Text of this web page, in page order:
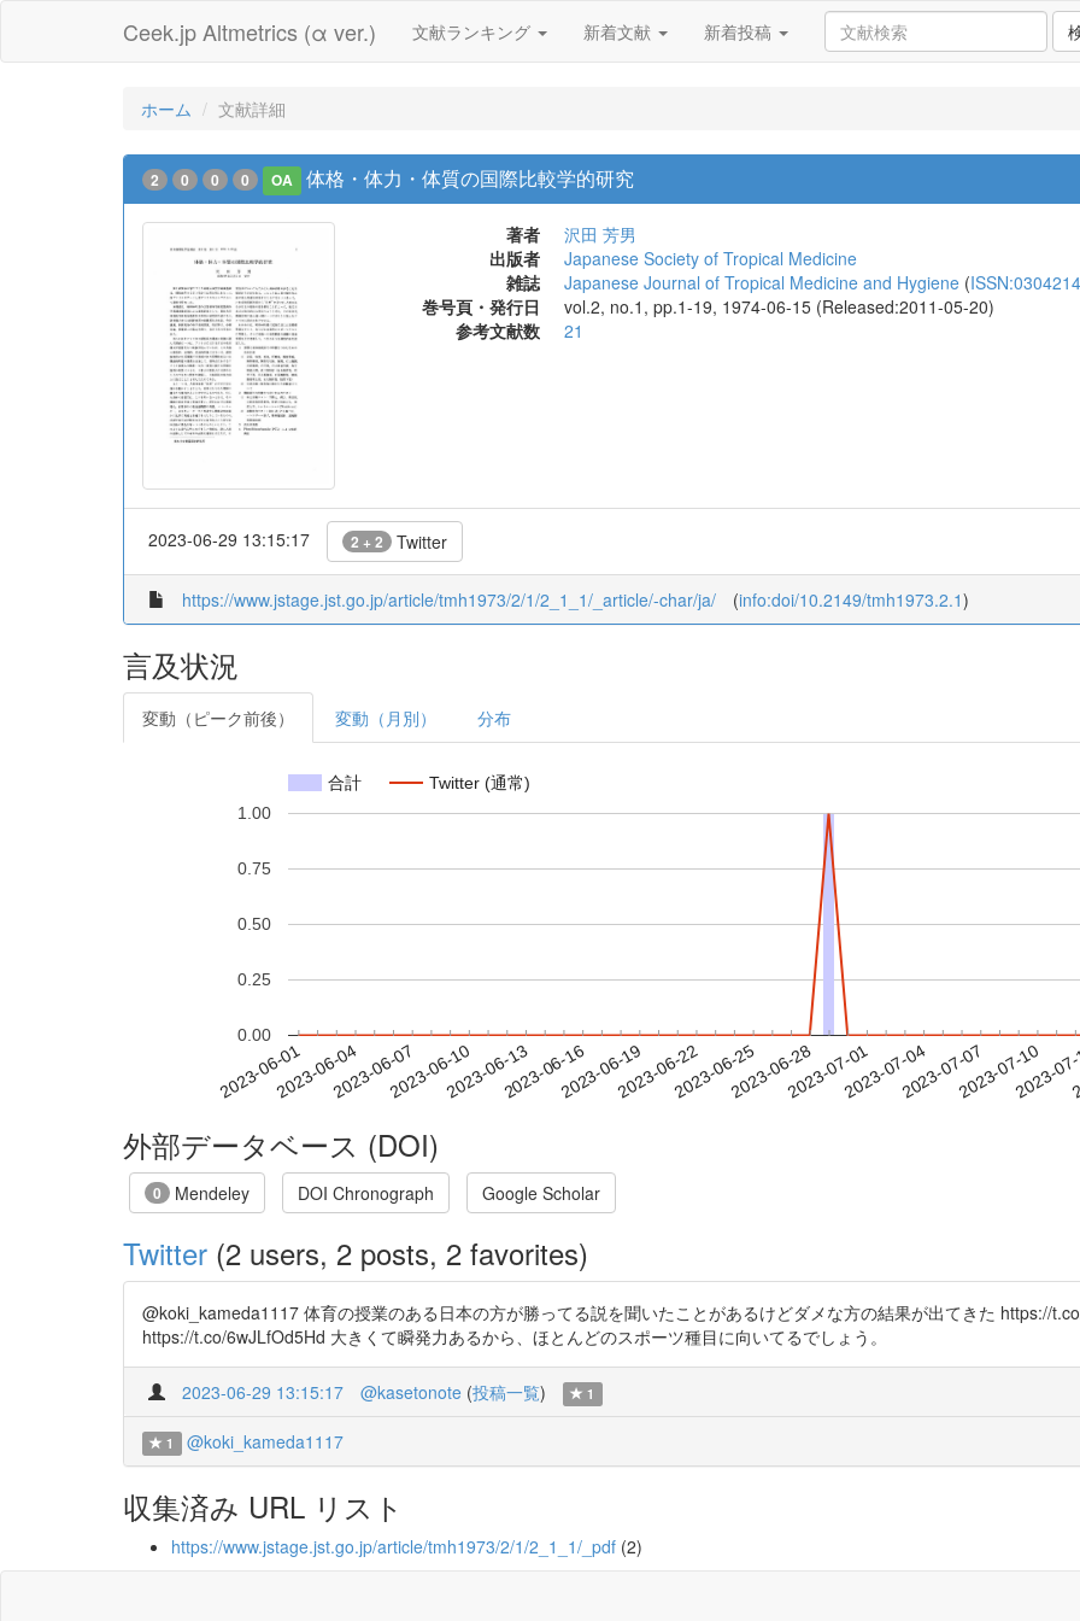
Ceek.jp Altmetrics (α ver.) 文献ランキング 新着文献 新着投稿
ホーム 文献詳細
2 0 0 0 OA 体格・体力・体質の国際比較学的研究
著者
沢田 芳男
出版者
Japanese Society of Tropical Medicine
雑誌
Japanese Journal of Tropical Medicine and Hygiene (
巻号頁・発行日
vol.2, no.1, pp.1-19, 1974-06-15 (Released:2011-05-20)
参考文献数
21
2023-06-29 13:15:17 2 + 2 Twitter
https://www.jstage.jst.go.jp/article/tmh1973/2/1/2_1_1/_article/-char/ja/ (info:doi/10.2149/tmh1973.2.1)
言及状況
変動（ピーク前後） 変動（月別） 分布
合計 Twitter (通常)
2023-06-012023-06-042023-06-072023-06-102023-06-132023-06-162023-06-192023-06-222023-06-252023-06-282023-07-012023-07-042023-07-072023-07-10
2023-
0.00
0.25
0.50
0.75
1.00
外部データベース (DOI)
0 Mendeley DOI Chronograph Google Scholar
Twitter (2 users, 2 posts, 2 favorites)
@koki_kameda1117 体育の授業のある日本の方が勝ってる説を聞いたことがあるけどダメな方の結果が出てきた https://
https://t.co/6wJLfOd5Hd 大きくて瞬発力あるから、ほとんどのスポーツ種目に向いてるでしょう。
2023-06-29 13:15:17 @kasetonote (投稿一覧) 1
1 @koki_kameda1117
収集済み URL リスト
https://www.jstage.jst.go.jp/article/tmh1973/2/1/2_1_1/_pdf (2)